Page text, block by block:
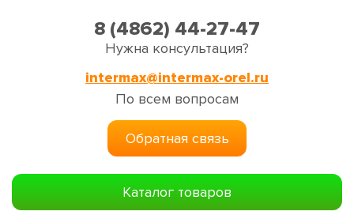
8 (4862) 44-27-47
Нужна консультация?
intermax@intermax-orel.ru
По всем вопросам
Обратная связь
Каталог товаров